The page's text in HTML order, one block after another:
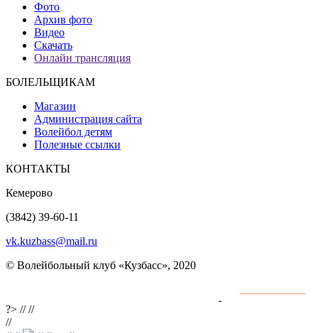
Фото
Архив фото
Видео
Скачать
Онлайн трансляция
БОЛЕЛЬЩИКАМ
Магазин
Администрация сайта
Волейбол детям
Полезные ссылки
КОНТАКТЫ
Кемерово
(3842) 39-60-11
vk.kuzbass@mail.ru
© Волейбольный клуб «Кузбасс», 2020
?> ////
//